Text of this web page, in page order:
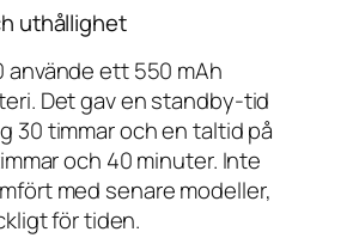
uthållighet
använde ett 550 mAh
Det gav en standby-tid
30 timmar och en taltid på
och 40 minuter. Inte
med senare modeller,
för tiden.